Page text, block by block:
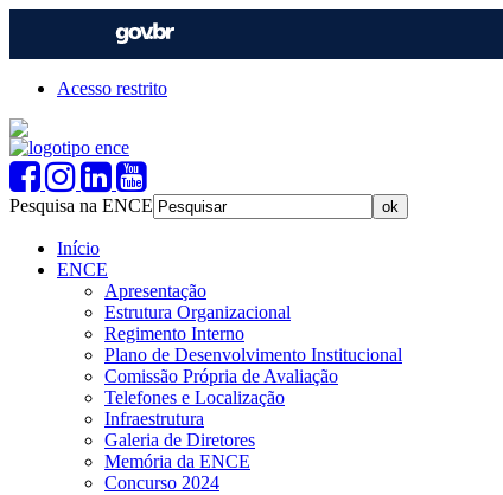
Acesso restrito
Pesquisa na ENCE
Início
ENCE
Apresentação
Estrutura Organizacional
Regimento Interno
Plano de Desenvolvimento Institucional
Comissão Própria de Avaliação
Telefones e Localização
Infraestrutura
Galeria de Diretores
Memória da ENCE
Concurso 2024